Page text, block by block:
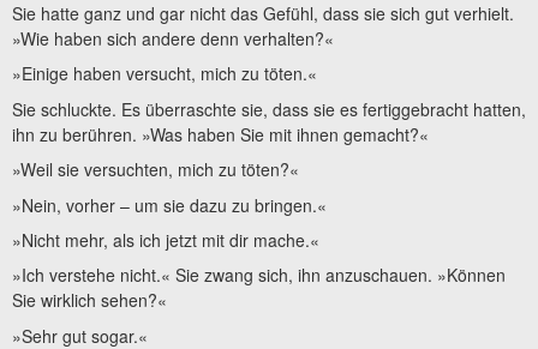
Sie hatte ganz und gar nicht das Gefühl, dass sie sich gut verhielt.
»Wie haben sich andere denn verhalten?«
»Einige haben versucht, mich zu töten.«
Sie schluckte. Es überraschte sie, dass sie es fertiggebracht hatten,
ihn zu berühren. »Was haben Sie mit ihnen gemacht?«
»Weil sie versuchten, mich zu töten?«
»Nein, vorher – um sie dazu zu bringen.«
»Nicht mehr, als ich jetzt mit dir mache.«
»Ich verstehe nicht.« Sie zwang sich, ihn anzuschauen. »Können
Sie wirklich sehen?«
»Sehr gut sogar.«